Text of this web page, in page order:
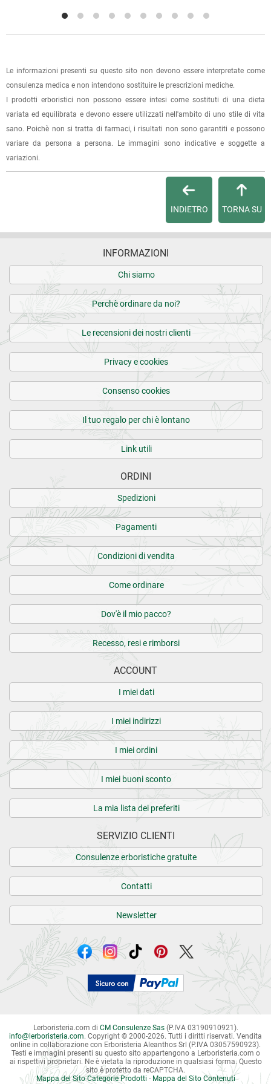
specificando l'indirizzo di fatturazione).
Dalla tuaArea Clientepotrai verificare lo stato di lavorazione
dell'ordine e lo stato della spedizione.
Per qualsiasi informazione, contattaci viae-mail.
Condizioni di vendita.
Le informazioni presenti su questo sito non devono essere interpretate come
consulenza medica e non intendono sostituire le prescrizioni mediche.
I prodotti erboristici non possono essere intesi come sostituti di una dieta
variata ed equilibrata e devono essere utilizzati nell'ambito di uno stile di vita
sano. Poichè non si tratta di farmaci, i risultati non sono garantiti e possono
variare da persona a persona. Le immagini sono indicative e soggette a
variazioni.
TORNA SU
INDIETRO
INFORMAZIONI
Chi siamo
Perchè ordinare da noi?
Le recensioni dei nostri clienti
Privacy e cookies
Consenso cookies
Il tuo regalo per chi è lontano
Link utili
ORDINI
Spedizioni
Pagamenti
Condizioni di vendita
Come ordinare
Dov'è il mio pacco?
Recesso, resi e rimborsi
ACCOUNT
I miei dati
I miei indirizzi
I miei ordini
I miei buoni sconto
La mia lista dei preferiti
SERVIZIO CLIENTI
Consulenze erboristiche gratuite
Contatti
Newsletter
Lerboristeria.com di CM Consulenze Sas(P.IVA 03190910921).
info@ lerboristeria.com. Copyright © 2000-2026. Tutti i diritti riservati. Vendita
online in collaborazione con Erboristeria Aleanthos Srl (P.IVA 03057590923).
Testi e immagini presenti su questo sito appartengono a Lerboristeria.com o
ai rispettivi proprietari. Ne è vietata la riproduzione in qualsiasi forma. Questo
sito è protetto da reCAPTCHA.
Mappa del Sito Categorie Prodotti - Mappa del Sito Contenuti